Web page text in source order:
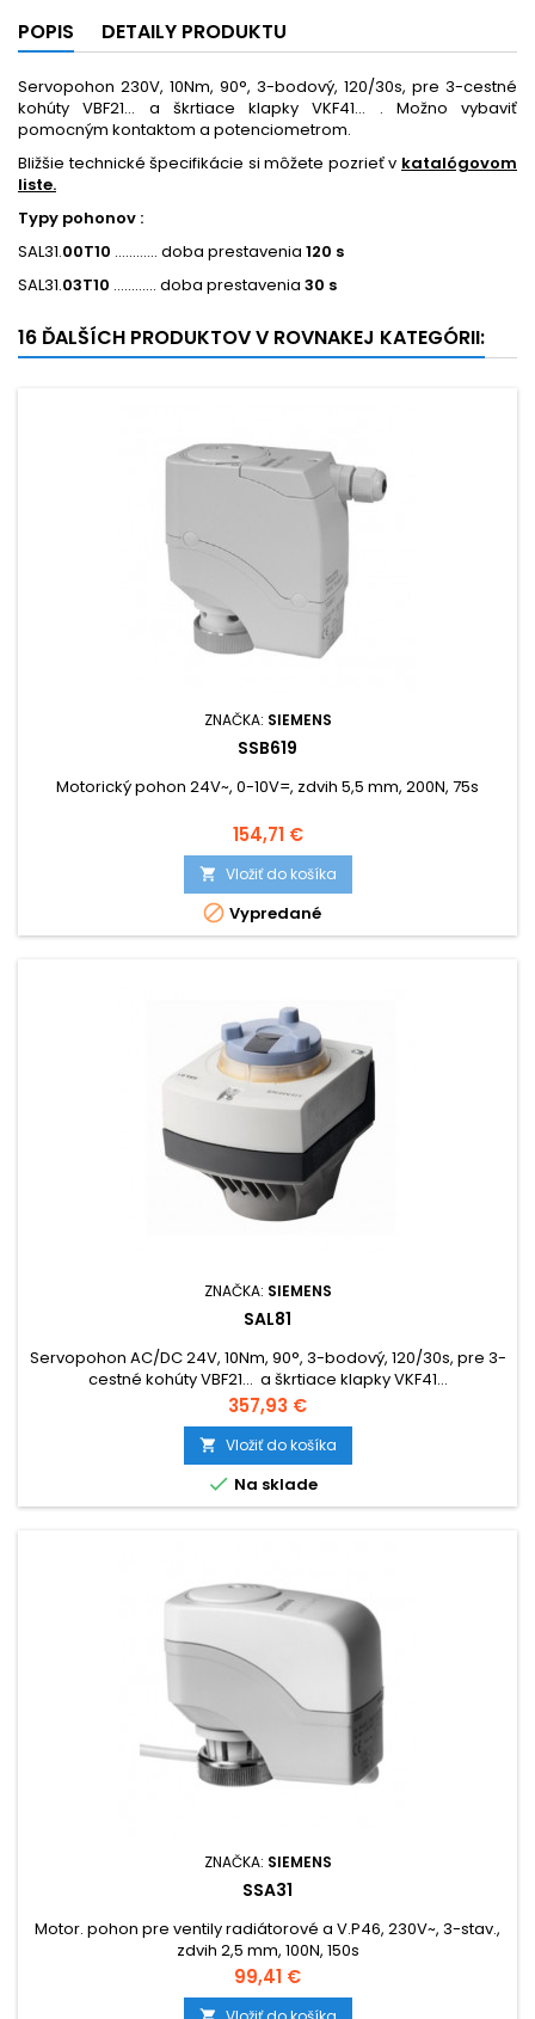
POPIS DETAILY PRODUKTU
Servopohon 230V, 10Nm, 90°, 3-bodový, 120/30s, pre 3-cestné
kohúty VBF21… a škrtiace klapky VKF41… . Možno vybaviť
pomocným kontaktom a potenciometrom.
Bližšie technické špecifikácie si môžete pozrieť v katalógovom
liste.
Typy pohonov :
SAL31.00T10 ............ doba prestavenia 120 s
SAL31.03T10 ............ doba prestavenia 30 s
16 ĎALŠÍCH PRODUKTOV V ROVNAKEJ KATEGÓRII:
ZNAČKA: SIEMENS
SSB619
Motorický pohon 24V~, 0-10V=, zdvih 5,5 mm, 200N, 75s
Cena
154,71 €
 Vložiť do košíka
 Vypredané
ZNAČKA: SIEMENS
SAL81
Servopohon AC/DC 24V, 10Nm, 90°, 3-bodový, 120/30s, pre 3-
cestné kohúty VBF21… a škrtiace klapky VKF41…
Cena
357,93 €
 Vložiť do košíka
 Na sklade
ZNAČKA: SIEMENS
SSA31
Motor. pohon pre ventily radiátorové a V.P46, 230V~, 3-stav.,
zdvih 2,5 mm, 100N, 150s
Cena
99,41 €